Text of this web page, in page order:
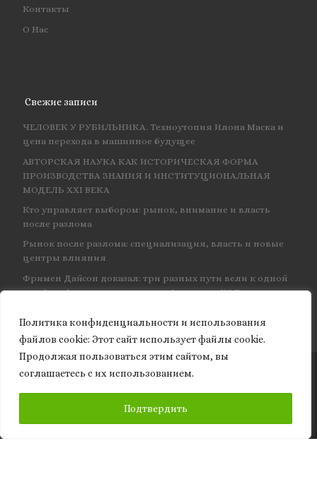
Политика конфиденциальности и использования
файлов сookie: Этот сайт использует файлы cookie.
Продолжая пользоваться этим сайтом, вы
соглашаетесь с их использованием.
Подтвердить
Контакты
О Нас
Свежие записи
ЧЕЛОВЕК У РУБИЛЬНИКА. Техноутопия Илона Маска и
цена перехода в машинное будущее
АВТОРСКАЯ НАУКА КАК ИСТОРИЧЕСКАЯ ФОРМА
ПРОИЗВОДСТВА ЗНАНИЯ И ИНСТИТУЦИОНАЛЬНАЯ
МОДЕЛЬ XXI ВЕКА
Кто управляет выбором: рынок, внимание и власть
после разлома
Рынок после разлома: специализация, власть и новые
центры влияния
Фримен Дайсон доказал: три разных пути вели к одной
и той же физике — и навсегда объединил КЭД
© 2026Granite of science– Все права защищены